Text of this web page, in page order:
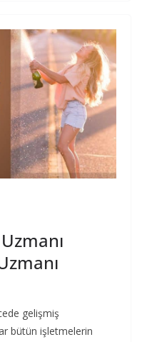
gelişmiş
bütün işletmelerin